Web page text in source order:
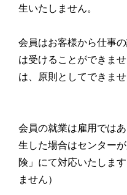
生いたしません。
会員はお客様から仕事
は受けることができま
は、原則としてできませ
会員の就業は雇用では
生した場合はセンター
険」にて対応いたしま
ません）